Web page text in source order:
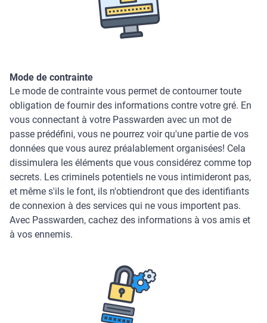
Mode de contrainte
Le mode de contrainte vous permet de contourner toute
obligation de fournir des informations contre votre gré. En
vous connectant à votre Passwarden avec un mot de
passe prédéfini, vous ne pourrez voir qu'une partie de vos
données que vous aurez préalablement organisées! Cela
dissimulera les éléments que vous considérez comme top
secrets. Les criminels potentiels ne vous intimideront pas,
et même s'ils le font, ils n'obtiendront que des identifiants
de connexion à des services qui ne vous importent pas.
Avec Passwarden, cachez des informations à vos amis et
à vos ennemis.